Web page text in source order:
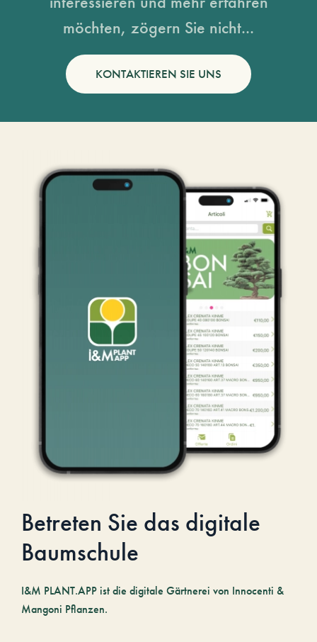
möchten, zögern Sie nicht...
KONTAKTIEREN SIE UNS
Betreten Sie das digitale
Baumschule
I&M PLANT.APP ist die digitale Gärtnerei von Innocenti &
Mangoni Pflanzen.